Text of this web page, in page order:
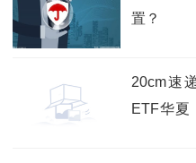
置？
20cm速
ETF华夏